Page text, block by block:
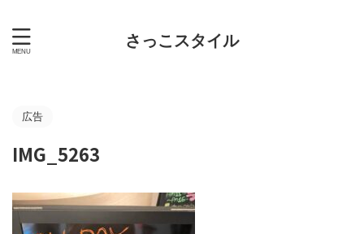
さっこスタイル
広告
IMG_5263